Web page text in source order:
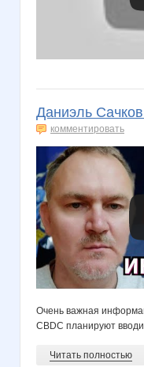
Даниэль
комментировать
Очень важная
CBDC планируют
Читать полностью